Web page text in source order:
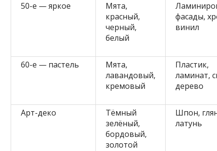
50-е — яркое
Мята,
красный,
черный,
белый
фасады,
винил
60-е — пастель
Мята,
лавандовый,
кремовый
Пластик,
ламинат,
дерево
Арт-деко
Тёмный
зелёный,
бордовый,
золотой
Шпон,
латунь